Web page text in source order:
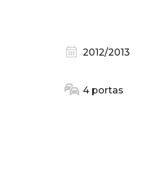
2012/2013
4 portas